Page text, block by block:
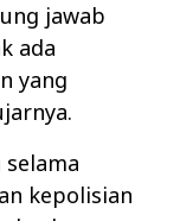
jawab
ada
yang
kepolisian